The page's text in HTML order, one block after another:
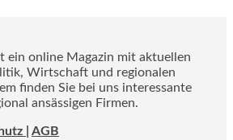
ein online Magazin mit aktuellen
Wirtschaft und regionalen
finden Sie bei uns interessante
ansässigen Firmen.
| AGB